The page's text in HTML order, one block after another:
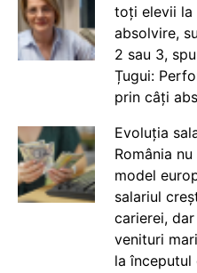
toți elevii la
absolvire,
2 sau 3,
Țugui:
prin câți
Evoluția
România
model
salariul
carierei,
venituri
la începutul